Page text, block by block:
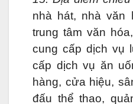
nhà hát, nhà văn
trung tâm văn
cung cấp dịch vụ
cấp dịch vụ ăn
hàng, cửa hiệu,
đấu thể thao,